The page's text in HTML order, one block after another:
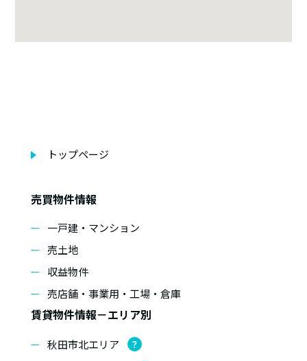
トップページ
売買物件情報
一戸建・マンション
売土地
収益物件
売店舗・事業用・工場・倉庫
賃貸物件情報－エリア別
秋田市北エリア ？